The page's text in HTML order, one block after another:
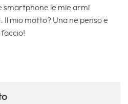
smartphone le mie armi
Il mio motto? Una ne penso e